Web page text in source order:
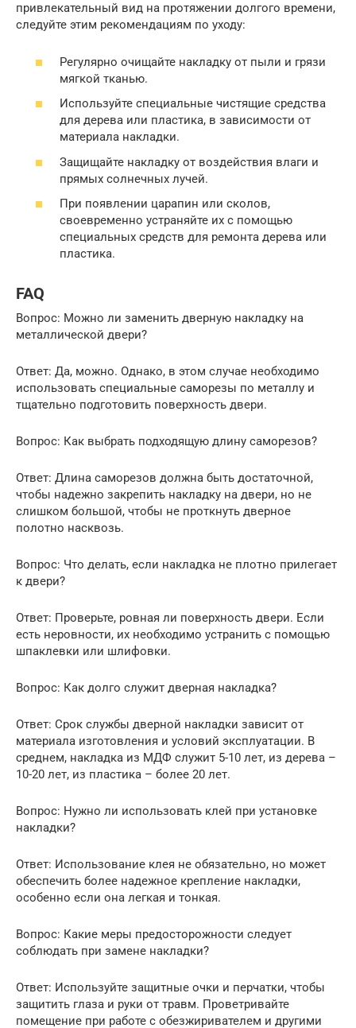
привлекательный вид на протяжении долгого времени,
следуйте этим рекомендациям по уходу:
Регулярно очищайте накладку от пыли и грязи
мягкой тканью.
Используйте специальные чистящие средства
для дерева или пластика, в зависимости от
материала накладки.
Защищайте накладку от воздействия влаги и
прямых солнечных лучей.
При появлении царапин или сколов,
своевременно устраняйте их с помощью
специальных средств для ремонта дерева или
пластика.
FAQ
Вопрос: Можно ли заменить дверную накладку на
металлической двери?
Ответ: Да, можно. Однако, в этом случае необходимо
использовать специальные саморезы по металлу и
тщательно подготовить поверхность двери.
Вопрос: Как выбрать подходящую длину саморезов?
Ответ: Длина саморезов должна быть достаточной,
чтобы надежно закрепить накладку на двери, но не
слишком большой, чтобы не проткнуть дверное
полотно насквозь.
Вопрос: Что делать, если накладка не плотно прилегает
к двери?
Ответ: Проверьте, ровная ли поверхность двери. Если
есть неровности, их необходимо устранить с помощью
шпаклевки или шлифовки.
Вопрос: Как долго служит дверная накладка?
Ответ: Срок службы дверной накладки зависит от
материала изготовления и условий эксплуатации. В
среднем, накладка из МДФ служит 5-10 лет, из дерева –
10-20 лет, из пластика – более 20 лет.
Вопрос: Нужно ли использовать клей при установке
накладки?
Ответ: Использование клея не обязательно, но может
обеспечить более надежное крепление накладки,
особенно если она легкая и тонкая.
Вопрос: Какие меры предосторожности следует
соблюдать при замене накладки?
Ответ: Используйте защитные очки и перчатки, чтобы
защитить глаза и руки от травм. Проветривайте
помещение при работе с обезжиривателем и другими